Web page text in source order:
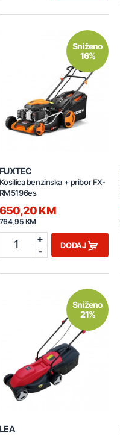
Sniženo
16%
FUXTEC
Kosilica benzinska + pribor FX-
RM5196es
650,20 KM
KM
1
+
-
DODAJ
Sniženo
21%
LEA